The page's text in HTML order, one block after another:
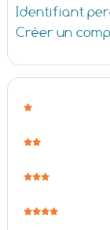
Identifiant
Créer un